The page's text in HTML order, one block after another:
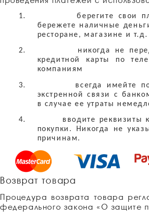
1.
берегите свои
бережете наличные
ресторане, магазине и т.д.
2. никогда не
кредитной карты
по
компаниям
3.
всегда имейте
экстренной связи с
в случае ее утраты
4.
вводите реквизиты
покупки. Никогда не
причинам.
Возврат товара
Процедура возврата товара
федерального закона «О защите